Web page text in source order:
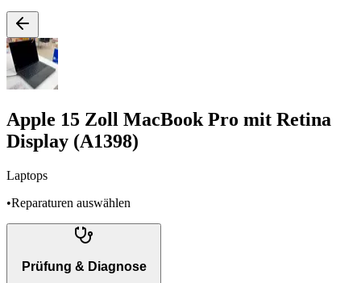
Apple 15 Zoll MacBook Pro mit Retina
Display (A1398)
Laptops
•Reparaturen auswählen
Prüfung & Diagnose